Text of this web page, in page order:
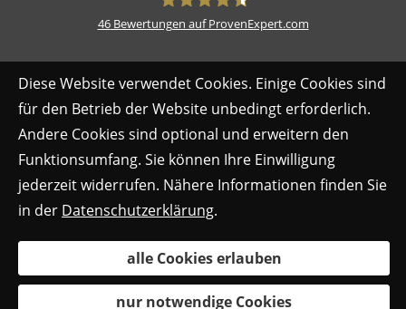
46Bewertungen auf ProvenExpert.com
Diese Website verwendet Cookies. Einige Cookies sind
für den Betrieb der Website unbedingt erforderlich.
Andere Cookies sind optional und erweitern den
Funktionsumfang. Sie können Ihre Einwilligung
jederzeit widerrufen. Nähere Informationen finden Sie
in der Datenschutzerklärung.
alle Cookies erlauben
nur notwendige Cookies